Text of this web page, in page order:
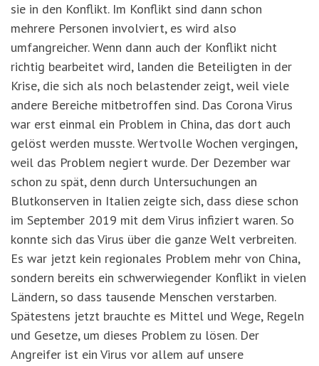
sie in den Konflikt. Im Konflikt sind dann schon
mehrere Personen involviert, es wird also
umfangreicher. Wenn dann auch der Konflikt nicht
richtig bearbeitet wird, landen die Beteiligten in der
Krise, die sich als noch belastender zeigt, weil viele
andere Bereiche mitbetroffen sind. Das Corona Virus
war erst einmal ein Problem in China, das dort auch
gelöst werden musste. Wertvolle Wochen vergingen,
weil das Problem negiert wurde. Der Dezember war
schon zu spät, denn durch Untersuchungen an
Blutkonserven in Italien zeigte sich, dass diese schon
im September 2019 mit dem Virus infiziert waren. So
konnte sich das Virus über die ganze Welt verbreiten.
Es war jetzt kein regionales Problem mehr von China,
sondern bereits ein schwerwiegender Konflikt in vielen
Ländern, so dass tausende Menschen verstarben.
Spätestens jetzt brauchte es Mittel und Wege, Regeln
und Gesetze, um dieses Problem zu lösen. Der
Angreifer ist ein Virus vor allem auf unsere